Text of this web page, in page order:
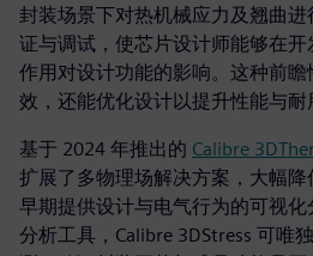
封装场景下对热机械应力及翘曲
证与调试，使芯片设计师能够在
作用对设计功能的影响。这种前
效，还能优化设计以提升性能与耐
基于 2024 年推出的 Calibre
扩展了多物理场解决方案，大幅
早期提供设计与电气行为的可视
分析工具，Calibre 3DStress 可唯